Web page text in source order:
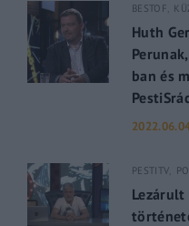
BESTOF
Huth
ban és
PESTITV
Lezárult